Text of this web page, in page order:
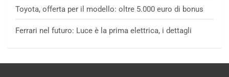
Toyota, offerta per il modello: oltre 5.000 euro di bonus
Ferrari nel futuro: Luce è la prima elettrica, i dettagli